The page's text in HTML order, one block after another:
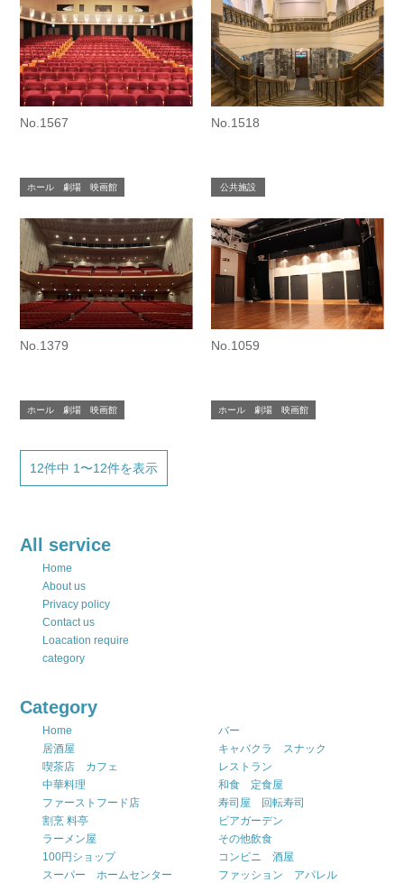
No.1567
ホール 劇場 映画館
No.1518
公共施設
No.1379
ホール 劇場 映画館
No.1059
ホール 劇場 映画館
12件中 1〜12件を表示
All service
Home
About us
Privacy policy
Contact us
Loacation require
category
Category
Home
バー
居酒屋
キャバクラ スナック
喫茶店 カフェ
レストラン
中華料理
和食 定食屋
ファーストフード店
寿司屋 回転寿司
割烹 料亭
ビアガーデン
ラーメン屋
その他飲食
100円ショップ
コンビニ 酒屋
スーパー ホームセンター
ファッション アパレル